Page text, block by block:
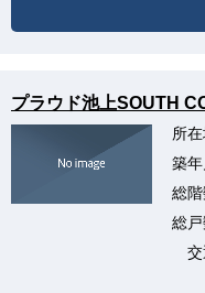
プラウド池上SOUTH
所
築年
総
総
交